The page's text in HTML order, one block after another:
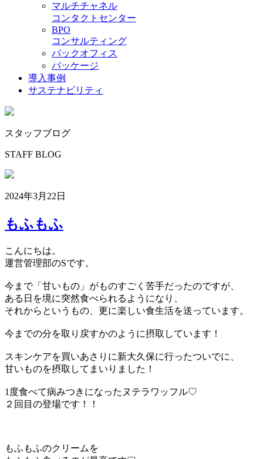
マルチチャネル
コンタクトセンター
BPO
コンサルティング
バックオフィス
パッケージ
導入事例
サステナビリティ
スタッフブログ
STAFF BLOG
2024年3月22日
もふもふ
こんにちは。
運営管理部のSです。
今まで「甘いもの」がものすごく苦手だったのですが、
ある日を境に突然食べられるようになり、
それからというもの、更に楽しい食生活を送っています。
今までの分を取り戻すかのように摂取しています！
スキンケアを買いあさりに新大久保に行ったついでに、
甘いものを摂取してまいりました！
1度食べて病みつきになったヌテラワッフル♡
２回目の登場です！！
もふもふのクリームを